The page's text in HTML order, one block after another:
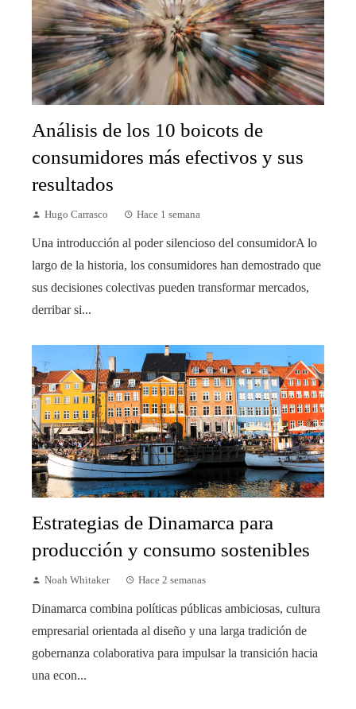
Análisis de los 10 boicots de
consumidores más efectivos y sus
resultados
Hugo Carrasco Hace 1 semana
Una introducción al poder silencioso del consumidorA lo
largo de la historia, los consumidores han demostrado que
sus decisiones colectivas pueden transformar mercados,
derribar si...
Estrategias de Dinamarca para
producción y consumo sostenibles
Noah Whitaker Hace 2 semanas
Dinamarca combina políticas públicas ambiciosas, cultura
empresarial orientada al diseño y una larga tradición de
gobernanza colaborativa para impulsar la transición hacia
una econ...